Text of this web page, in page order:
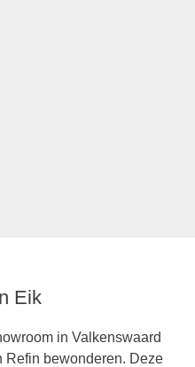
Eik
in Valkenswaard
Refin bewonderen. Deze